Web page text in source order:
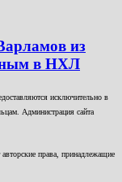
из
в НХЛ
исключительно в
Администрация сайта
права, принадлежащие